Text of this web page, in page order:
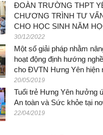
ĐOÀN TRƯỜNG THPT
CHƯƠNG TRÌNH TƯ
CHO HỌC SINH NĂM
30/12/2022
Một số giải pháp nhằm
hoạt động định hướng
cho ĐVTN Hưng Yên hiện
20/05/2019
Tuổi trẻ Hưng Yên hưởng
An toàn và Sức khỏe tại
22/04/2019